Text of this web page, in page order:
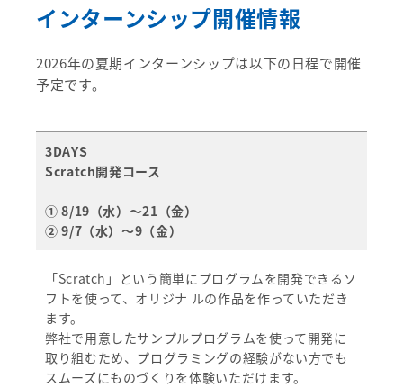
インターンシップ開催情報
2026年の夏期インターンシップは以下の日程で開催
予定です。
3DAYS
Scratch開発コース
① 8/19（水）～21（金）
② 9/7（水）～9（金）
「Scratch」という簡単にプログラムを開発できるソ
フトを使って、オリジナ ルの作品を作っていただき
ます。
弊社で用意したサンプルプログラムを使って開発に
取り組むため、プログラミングの経験がない方でも
スムーズにものづくりを体験いただけます。